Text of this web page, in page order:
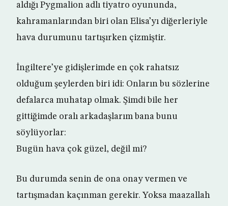
aldığı Pygmalion adlı tiyatro oyununda,
kahramanlarından biri olan Elisa’yı diğerleriyle
hava durumunu tartışırken çizmiştir.
İngiltere’ye gidişlerimde en çok rahatsız
olduğum şeylerden biri idi: Onların bu sözlerine
defalarca muhatap olmak. Şimdi bile her
gittiğimde oralı arkadaşlarım bana bunu
söylüyorlar:
Bugün hava çok güzel, değil mi?
Bu durumda senin de ona onay vermen ve
tartışmadan kaçınman gerekir. Yoksa maazallah